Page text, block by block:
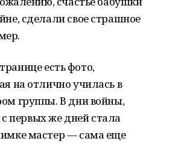
сделали свое страшное
есть фото,
на отлично училась в
группы. В дни войны,
первых же дней стала
мастер — сама еще